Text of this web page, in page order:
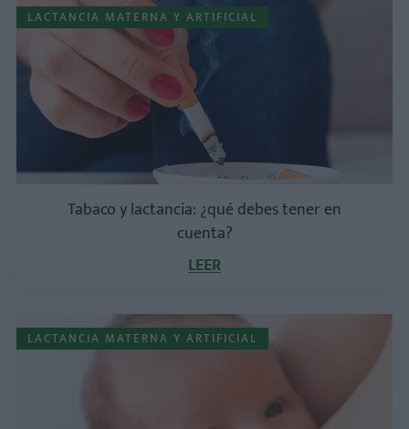
LACTANCIA MATERNA Y ARTIFICIAL
Tabaco y lactancia: ¿qué debes tener en
cuenta?
LEER
LACTANCIA MATERNA Y ARTIFICIAL